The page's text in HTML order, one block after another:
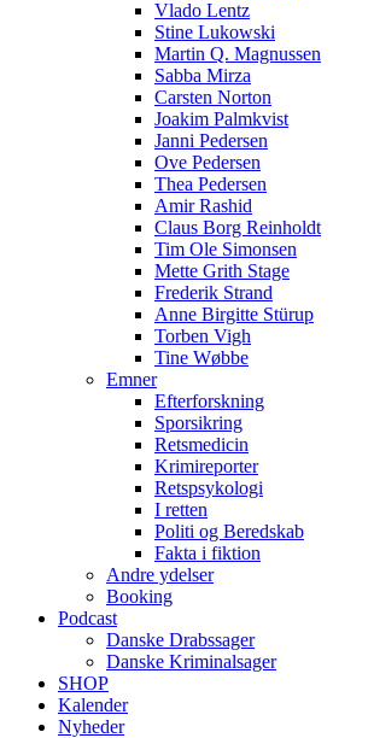
Vlado Lentz
Stine Lukowski
Martin Q. Magnussen
Sabba Mirza
Carsten Norton
Joakim Palmkvist
Janni Pedersen
Ove Pedersen
Thea Pedersen
Amir Rashid
Claus Borg Reinholdt
Tim Ole Simonsen
Mette Grith Stage
Frederik Strand
Anne Birgitte Stürup
Torben Vigh
Tine Wøbbe
Emner
Efterforskning
Sporsikring
Retsmedicin
Krimireporter
Retspsykologi
I retten
Politi og Beredskab
Fakta i fiktion
Andre ydelser
Booking
Podcast
Danske Drabssager
Danske Kriminalsager
SHOP
Kalender
Nyheder